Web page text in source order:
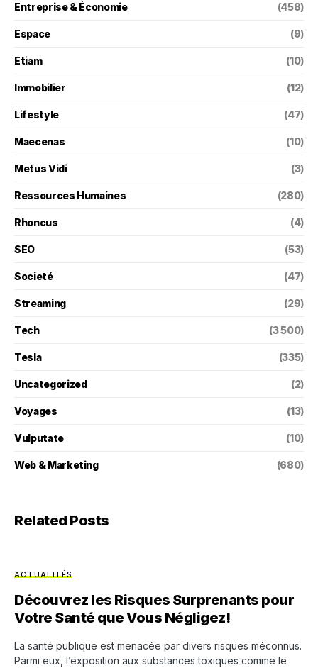
Entreprise & Économie (458)
Espace (9)
Etiam (10)
Immobilier (12)
Lifestyle (47)
Maecenas (10)
Metus Vidi (3)
Ressources Humaines (280)
Rhoncus (4)
SEO (53)
Societé (47)
Streaming (29)
Tech (3 500)
Tesla (335)
Uncategorized (2)
Voyages (13)
Vulputate (10)
Web & Marketing (680)
Related Posts
ACTUALITÉS
Découvrez les Risques Surprenants pour
Votre Santé que Vous Négligez!
La santé publique est menacée par divers risques méconnus.
Parmi eux, l’exposition aux substances toxiques comme le